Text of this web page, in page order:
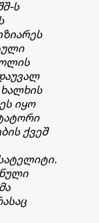
ს
იყო
ქვეშ